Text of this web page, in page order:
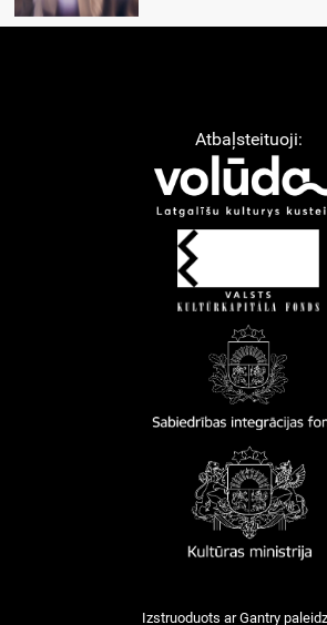
Atbaļsteituoji:
Izstruoduots arGantry